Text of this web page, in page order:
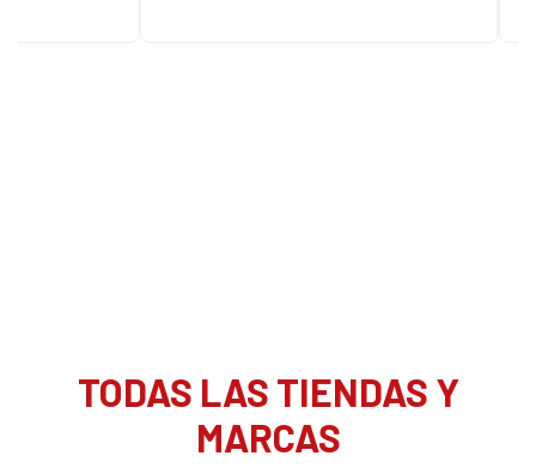
TODAS LAS TIENDAS Y
MARCAS